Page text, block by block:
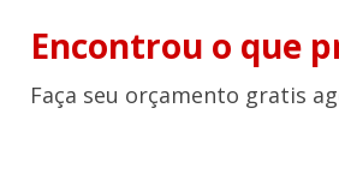
Encontrou o que
Faça seu orçamento gratis